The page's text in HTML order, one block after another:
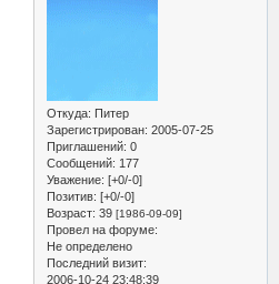
Откуда: Питер
Зарегистрирован: 2005-07-25
Приглашений: 0
Сообщений: 177
Уважение: [+0/-0]
Позитив: [+0/-0]
Возраст: 39 [1986-09-09]
Провел на форуме:
Не определено
Последний визит:
2006-10-24 23:48:39